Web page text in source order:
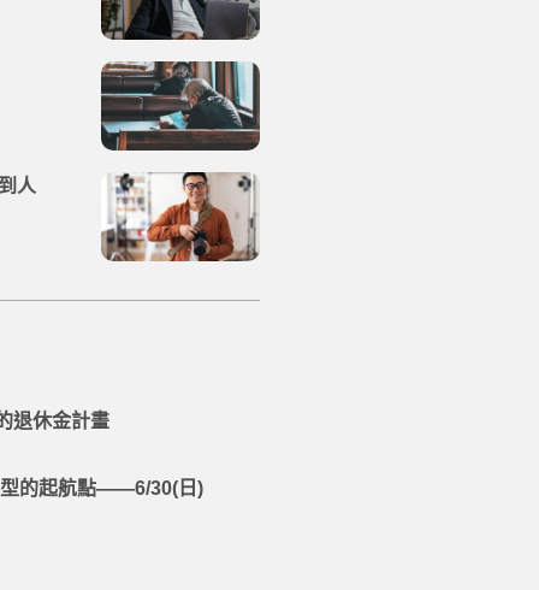
人
退休金計畫
型的起航點——6/30(日)